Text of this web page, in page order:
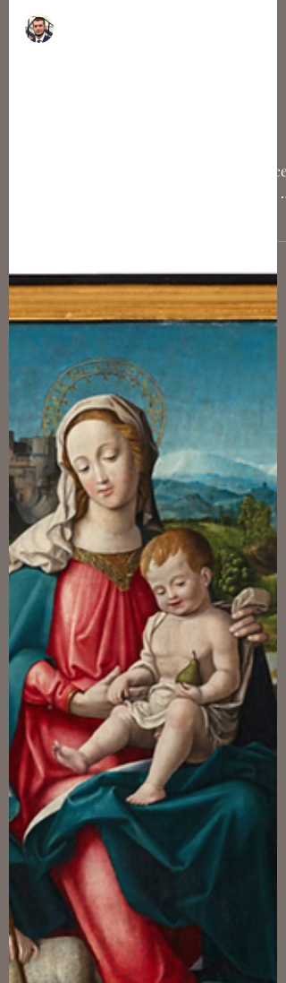
d’importance pour la peinture en France
au XVIe siècle s’apprêtent à passer sous le
feu des enchères chez Christie's à Paris,
le 11 juin prochain. ©NB Il y a d’abord un
rarissime Carmélite agenouillé
rapprochable du Maître de Commarin
(Jean I Dorrain ?), jadis intégré dans un
plus large ensemble et présenté sur une
estimation de 30 000 - 50 000 euros. La
peinture en Bourgogne autour de 1510-
1530 connaît donc un beau début d’été
puisque qu’un tr